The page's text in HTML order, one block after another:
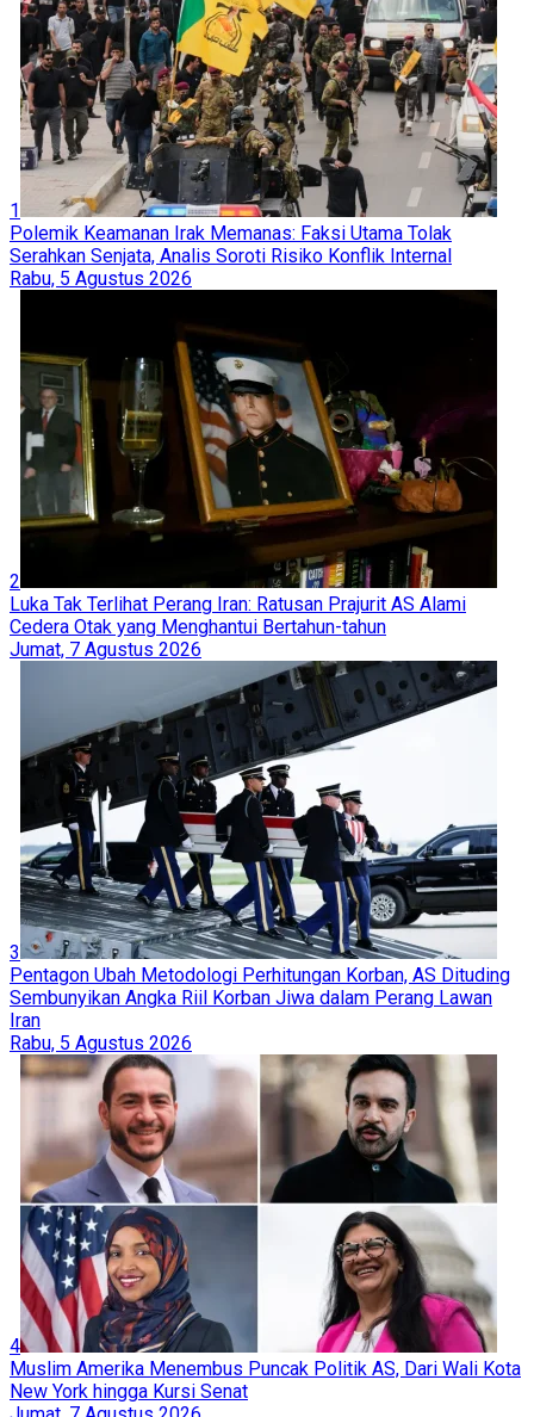
1
Polemik Keamanan Irak Memanas: Faksi Utama Tolak
Serahkan Senjata, Analis Soroti Risiko Konflik Internal
Rabu, 5 Agustus 2026
2
Luka Tak Terlihat Perang Iran: Ratusan Prajurit AS Alami
Cedera Otak yang Menghantui Bertahun-tahun
Jumat, 7 Agustus 2026
3
Pentagon Ubah Metodologi Perhitungan Korban, AS Dituding
Sembunyikan Angka Riil Korban Jiwa dalam Perang Lawan
Iran
Rabu, 5 Agustus 2026
4
Muslim Amerika Menembus Puncak Politik AS, Dari Wali Kota
New York hingga Kursi Senat